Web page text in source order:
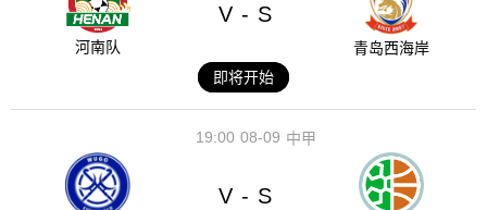
河南队
V - S
青岛西海岸
即将开始
08-09
19:00 中甲
V - S